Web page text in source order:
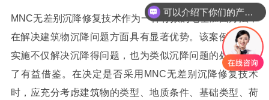
MNC无差别沉降修复技术作为一种有效的地基加固方法，
在解决建筑物沉降问题方面具有显著优势。该案例的成功
实施不仅解决沉降得问题，也为类似沉降问题的处理提供
了有益借鉴。在决定是否采用MNC无差别 沉降修复技术
时，应充分考虑建筑物的类型、地质条件、基础类型、荷
可以介绍下你们的产品么